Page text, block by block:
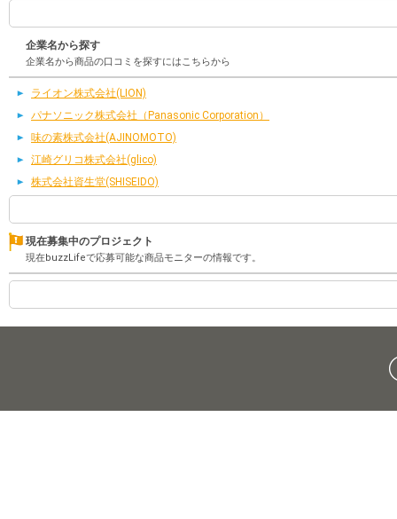
企業名から探す
企業名から商品の口コミを探すにはこちらから
ライオン株式会社(LION)
パナソニック株式会社（Panasonic Corporation）
味の素株式会社(AJINOMOTO)
江崎グリコ株式会社(glico)
株式会社資生堂(SHISEIDO)
現在募集中のプロジェクト
現在buzzLifeで応募可能な商品モニターの情報です。